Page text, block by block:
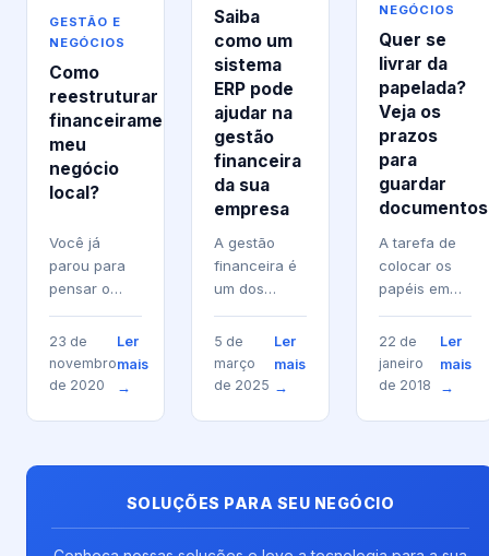
GESTÃO E
NEGÓCIOS
Como
reestruturar
financeiramente
meu
negócio
local?
Você já
parou para
pensar o
boa gestão
financeira é
importante
empresas?
23 de
novembro
de 2020
Ler
mais
→
Saiba
como um
sistema
ERP pode
ajudar na
gestão
financeira
da sua
empresa
A gestão
financeira é
um dos
fundamentais
para o
sucesso de
empresa.
organizadas,
5 de
março
de 2025
Ler
mais
→
NEGÓCIOS
Quer se
livrar da
papelada?
Veja os
prazos
para
guardar
documentos
A tarefa de
colocar os
papéis em
comum no
início de
cada ano,
do que
seguir...
22 de
janeiro
de 2018
Ler
mais
→
SOLUÇÕES PARA SEU NEGÓCIO